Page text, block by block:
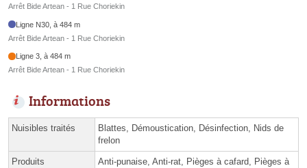
Arrêt Bide Artean - 1 Rue Choriekin
Ligne N30, à 484 m
Arrêt Bide Artean - 1 Rue Choriekin
Ligne 3, à 484 m
Arrêt Bide Artean - 1 Rue Choriekin
Informations
Nuisibles traités
Blattes, Démoustication, Désinfection, Nids de
frelon
Produits
Anti-punaise, Anti-rat, Pièges à cafard, Pièges à